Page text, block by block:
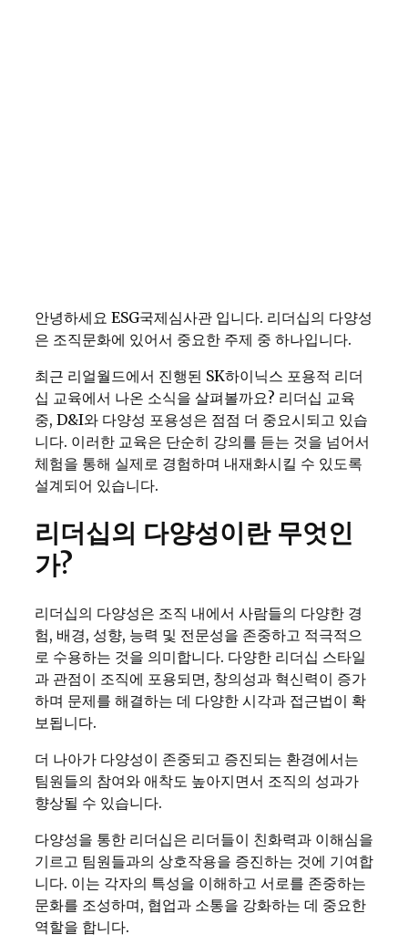
안녕하세요 ESG국제심사관 입니다. 리더십의 다양성
은 조직문화에 있어서 중요한 주제 중 하나입니다.
최근 리얼월드에서 진행된 SK하이닉스 포용적 리더
십 교육에서 나온 소식을 살펴볼까요? 리더십 교육
중, D&I와 다양성 포용성은 점점 더 중요시되고 있습
니다. 이러한 교육은 단순히 강의를 듣는 것을 넘어서
체험을 통해 실제로 경험하며 내재화시킬 수 있도록
설계되어 있습니다.
리더십의 다양성이란 무엇인
가?
리더십의 다양성은 조직 내에서 사람들의 다양한 경
험, 배경, 성향, 능력 및 전문성을 존중하고 적극적으
로 수용하는 것을 의미합니다. 다양한 리더십 스타일
과 관점이 조직에 포용되면, 창의성과 혁신력이 증가
하며 문제를 해결하는 데 다양한 시각과 접근법이 확
보됩니다.
더 나아가 다양성이 존중되고 증진되는 환경에서는
팀원들의 참여와 애착도 높아지면서 조직의 성과가
향상될 수 있습니다.
다양성을 통한 리더십은 리더들이 친화력과 이해심을
기르고 팀원들과의 상호작용을 증진하는 것에 기여합
니다. 이는 각자의 특성을 이해하고 서로를 존중하는
문화를 조성하며, 협업과 소통을 강화하는 데 중요한
역할을 합니다.